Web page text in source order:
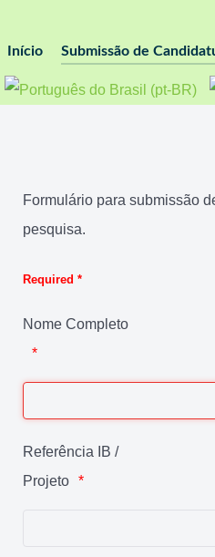
Início Submissão de
Formulário para submissão
pesquisa.
Required *
Nome Completo
Referência IB /
Projeto